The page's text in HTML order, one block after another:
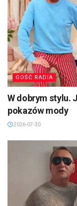
GOŚĆ RADIA
W dobrym stylu.
pokazów mody
2026-07-30